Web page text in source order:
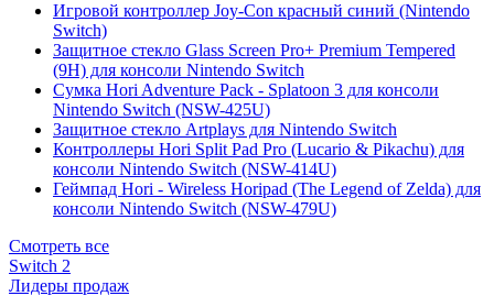
Игровой контроллер Joy-Con красный синий (Nintendo
Switch)
Защитное стекло Glass Screen Pro+ Premium Tempered
(9H) для консоли Nintendo Switch
Сумка Hori Adventure Pack - Splatoon 3 для консоли
Nintendo Switch (NSW-425U)
Защитное стекло Artplays для Nintendo Switch
Контроллеры Hori Split Pad Pro (Lucario & Pikachu) для
консоли Nintendo Switch (NSW-414U)
Геймпад Hori - Wireless Horipad (The Legend of Zelda) для
консоли Nintendo Switch (NSW-479U)
Смотреть все
Switch 2
Лидеры продаж